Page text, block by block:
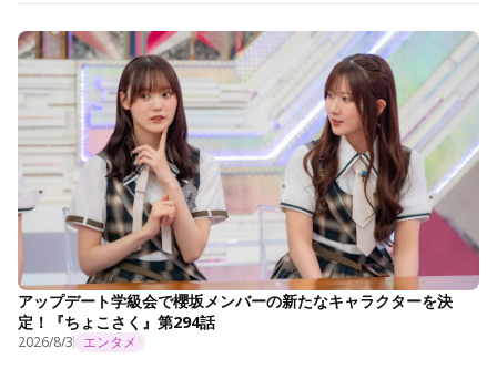
アップデート学級会で櫻坂メンバーの新たなキャラクターを決
定！『ちょこさく』第294話
2026/8/3 エンタメ